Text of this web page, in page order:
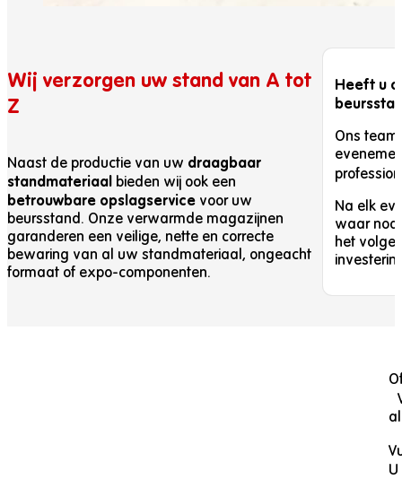
Wij verzorgen uw stand van A tot
Z
Naast de productie van uw draagbaar
standmateriaal bieden wij ook een
betrouwbare opslagservice voor uw
beursstand. Onze verwarmde magazijnen
garanderen een veilige, nette en correcte
bewaring van al uw standmateriaal, ongeacht
formaat of expo-componenten.
Heeft u
Ons
Na elk
waar
het